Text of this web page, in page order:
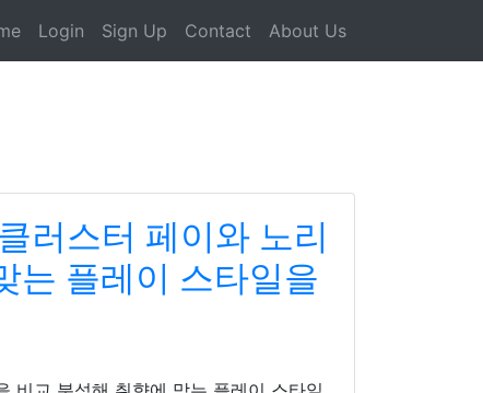
Login Sign Up Contact About Us
러스터 페이와 노리
는 플레이 스타일을